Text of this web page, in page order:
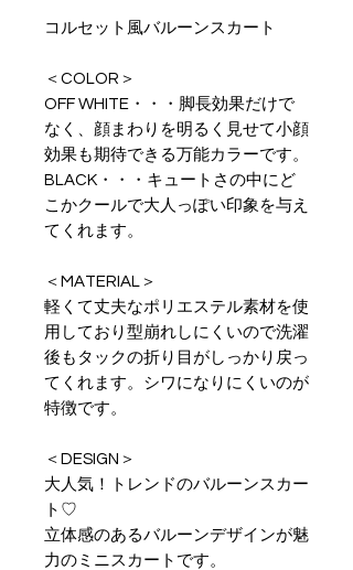
コルセット風バルーンスカート
＜COLOR＞
OFF WHITE・・・脚長効果だけで
なく、顔まわりを明るく見せて小顔
効果も期待できる万能カラーです。
BLACK・・・キュートさの中にど
こかクールで大人っぽい印象を与え
てくれます。
＜MATERIAL＞
軽くて丈夫なポリエステル素材を使
用しており型崩れしにくいので洗濯
後もタックの折り目がしっかり戻っ
てくれます。シワになりにくいのが
特徴です。
＜DESIGN＞
大人気！トレンドのバルーンスカー
ト♡
立体感のあるバルーンデザインが魅
力のミニスカートです。